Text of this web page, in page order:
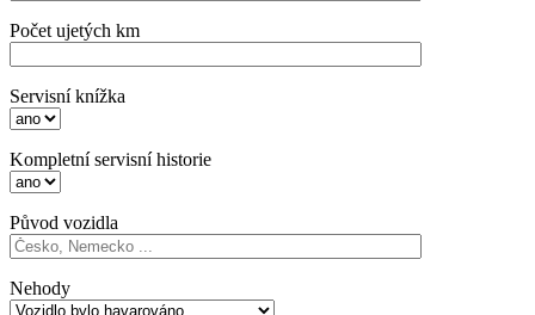
Počet ujetých km
Servisní knížka
Kompletní servisní historie
Původ vozidla
Nehody